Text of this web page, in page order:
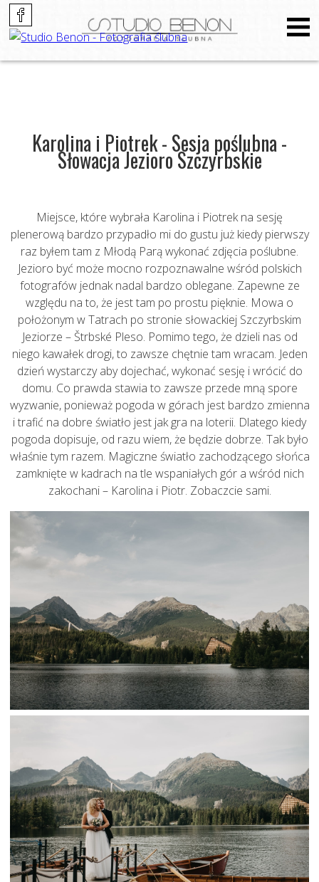
Karolina i Piotrek - Sesja poślubna -
Słowacja Jezioro Szczyrbskie
Miejsce, które wybrała Karolina i Piotrek na sesję
plenerową bardzo przypadło mi do gustu już kiedy pierwszy
raz byłem tam z Młodą Parą wykonać zdjęcia poślubne.
Jezioro być może mocno rozpoznawalne wśród polskich
fotografów jednak nadal bardzo oblegane. Zapewne ze
względu na to, że jest tam po prostu pięknie. Mowa o
położonym w Tatrach po stronie słowackiej Szczyrbskim
Jeziorze – Štrbské Pleso. Pomimo tego, że dzieli nas od
niego kawałek drogi, to zawsze chętnie tam wracam. Jeden
dzień wystarczy aby dojechać, wykonać sesję i wrócić do
domu. Co prawda stawia to zawsze przede mną spore
wyzwanie, ponieważ pogoda w górach jest bardzo zmienna
i trafić na dobre światło jest jak gra na loterii. Dlatego kiedy
pogoda dopisuje, od razu wiem, że będzie dobrze. Tak było
właśnie tym razem. Magiczne światło zachodzącego słońca
zamknięte w kadrach na tle wspaniałych gór a wśród nich
zakochani – Karolina i Piotr. Zobaczcie sami.